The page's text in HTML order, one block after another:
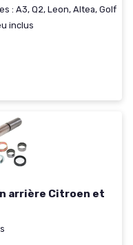
: A3, Q2, Leon, Altea, Golf
inclus
arrière Citroen et